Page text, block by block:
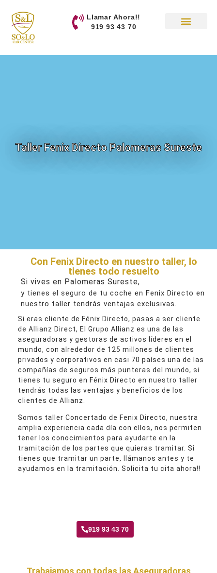
Llamar Ahora!!
919 93 43 70
Taller Fenix Directo Palomeras Sureste
Con Fenix Directo en nuestro taller, lo
tienes todo resuelto
Si vives en Palomeras Sureste,
y tienes el seguro de tu coche en Fenix Directo en
nuestro taller tendrás ventajas exclusivas.
Si eras cliente de Fénix Directo, pasas a ser cliente
de Allianz Direct, El Grupo Allianz es una de las
aseguradoras y gestoras de activos líderes en el
mundo, con alrededor de 125 millones de clientes
privados y corporativos en casi 70 países una de las
compañías de seguros más punteras del mundo, si
tienes tu seguro en Fénix Directo en nuestro taller
tendrás todas las ventajas y beneficios de los
clientes de Allianz.
Somos taller Concertado de Fenix Directo, nuestra
amplia experiencia cada día con ellos, nos permiten
tener los conocimientos para ayudarte en la
tramitación de los partes que quieras tramitar. Si
tienes que tramitar un parte, llámanos antes y te
ayudamos en la tramitación. Solicita tu cita ahora!!
919 93 43 70
Trabajamos con todas las Aseguradoras